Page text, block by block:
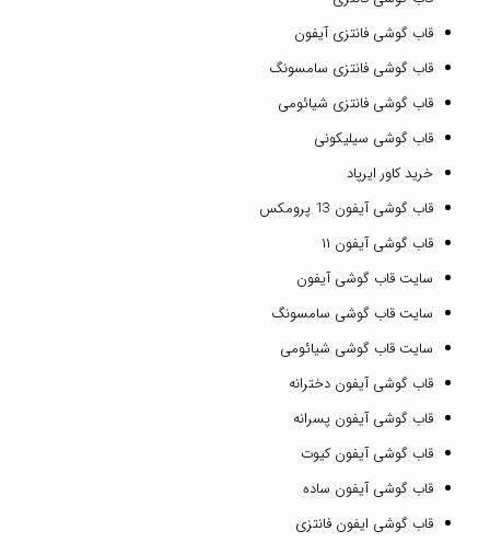
قاب گوشی فانتزی آیفون
قاب گوشی فانتزی سامسونگ
قاب گوشی فانتزی شیائومی
قاب گوشی سیلیکونی
خرید کاور ایرپاد
قاب گوشی آیفون 13 پرومکس
قاب گوشی آیفون ۱۱
سایت قاب گوشی آیفون
سایت قاب گوشی سامسونگ
سایت قاب گوشی شیائومی
قاب گوشی آیفون دخترانه
قاب گوشی آیفون پسرانه
قاب گوشی آیفون کیوت
قاب گوشی آیفون ساده
قاب گوشی ایفون فانتزی